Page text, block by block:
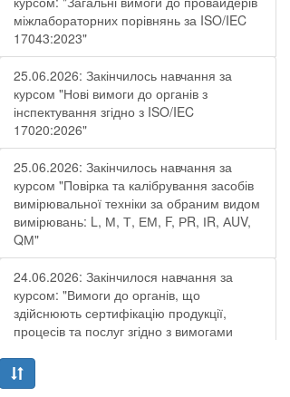
міжлабораторних порівнянь за ISO/IEC
17043:2023"
25.06.2026: Закінчилось навчання за
курсом "Нові вимоги до органів з
інспектування згідно з ISO/IEC
17020:2026"
25.06.2026: Закінчилось навчання за
курсом "Повірка та калібрування засобів
вимірювальної техніки за обраним видом
вимірювань: L, М, Т, ЕМ, F, РR, ІR, АUV,
QМ"
24.06.2026: Закінчилося навчання за
курсом: "Вимоги до органів, що
здійснюють сертифікацію продукції,
процесів та послуг згідно з вимогами
19.06.2026: Закінчилося навчання за